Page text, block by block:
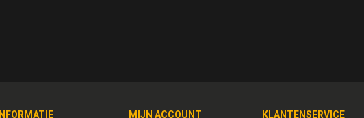
INFORMATIE MIJN ACCOUNT KLANTENSERVICE